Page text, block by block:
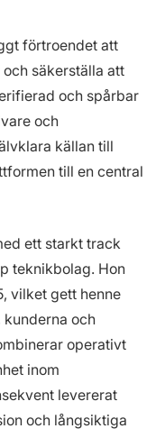
förtroendet att
säkerställa att
och spårbar
och
källan till
till en central
ett starkt track
teknikbolag. Hon
vilket gett henne
och
operativt
inom
levererat
och långsiktiga